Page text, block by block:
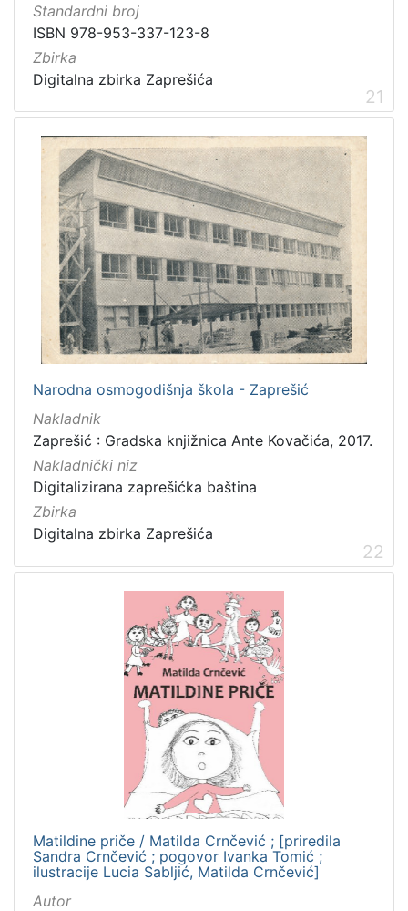
Standardni broj
ISBN 978-953-337-123-8
Zbirka
Digitalna zbirka Zaprešića
21
Narodna osmogodišnja škola - Zaprešić
Nakladnik
Zaprešić : Gradska knjižnica Ante Kovačića, 2017.
Nakladnički niz
Digitalizirana zaprešićka baština
Zbirka
Digitalna zbirka Zaprešića
22
Matildine priče / Matilda Crnčević ; [priredila
Sandra Crnčević ; pogovor Ivanka Tomić ;
ilustracije Lucia Sabljić, Matilda Crnčević]
Autor